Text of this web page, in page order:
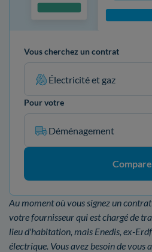
Vous cherchez un contrat
Électricité et gaz
Pour votre
Déménagement
Au moment où vous signez un
votre fournisseur qui est chargé de
lieu d'habitation, mais Enedis, ex-
électrique. Vous avez besoin de vous